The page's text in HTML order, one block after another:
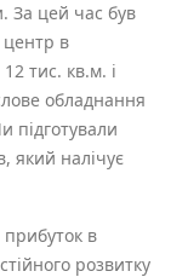
За цей час був
в
тис. кв.м. і
обладнання
підготували
який налічує
в
розвитку